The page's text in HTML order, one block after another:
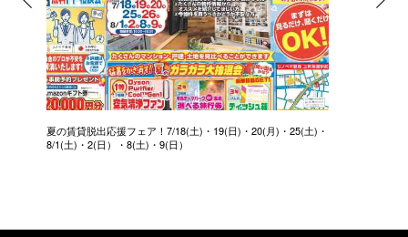
夏の賃貸脱出応援フェア！7/18(土)・19(日)・20(月)・25(土)・
8/1(土)・2(日）・8(土)・9(日）